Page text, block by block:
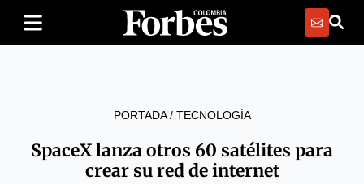
PORTADA/ TECNOLOGÍA
SpaceX lanza otros 60 satélites para
crear su red de internet